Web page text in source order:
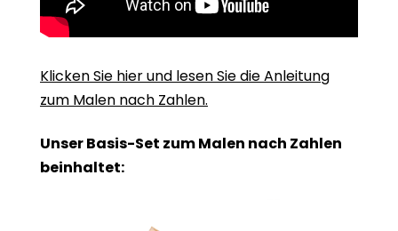
Klicken Sie hier und lesen Sie die Anleitung
zum Malen nach Zahlen.
Unser Basis-Set zum Malen nach Zahlen
beinhaltet: